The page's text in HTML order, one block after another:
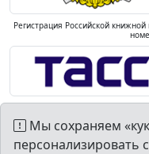
Регистрация Российской
Мы сохраняем
персонализировать